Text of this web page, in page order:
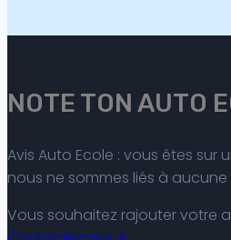
NOTE TON AUTO
Avis Auto Ecole : vous êtes sur
nous ne sommes liés à
Vous souhaitez rajouter votre